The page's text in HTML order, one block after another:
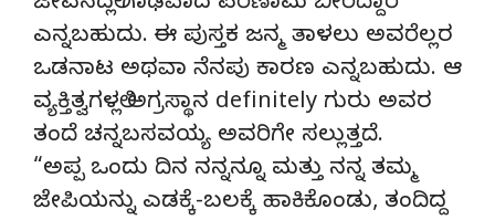
ಎನ್ನಬಹುದು. ಈ ಪುಸ್ತಕ ಜನ್ಮ ತಾಳಲು ಅವರೆಲ್ಲರ
ಒಡನಾಟ ಅಥವಾ ನೆನಪು ಕಾರಣ ಎನ್ನಬಹುದು. ಆ
ವ್ಯಕ್ತಿತ್ವಗಳಲ್ಲಿ ಅಗ್ರಸ್ಥಾನ definitely ಗುರು ಅವರ
ತಂದೆ ಚನ್ನಬಸವಯ್ಯ ಅವರಿಗೇ ಸಲ್ಲುತ್ತದೆ.
“ಅಪ್ಪ ಒಂದು ದಿನ ನನ್ನನ್ನೂ ಮತ್ತು ನನ್ನ ತಮ್ಮ
ಜೇಪಿಯನ್ನು ಎಡಕ್ಕೆ-ಬಲಕ್ಕೆ ಹಾಕಿಕೊಂಡು, ತಂದಿದ್ದ